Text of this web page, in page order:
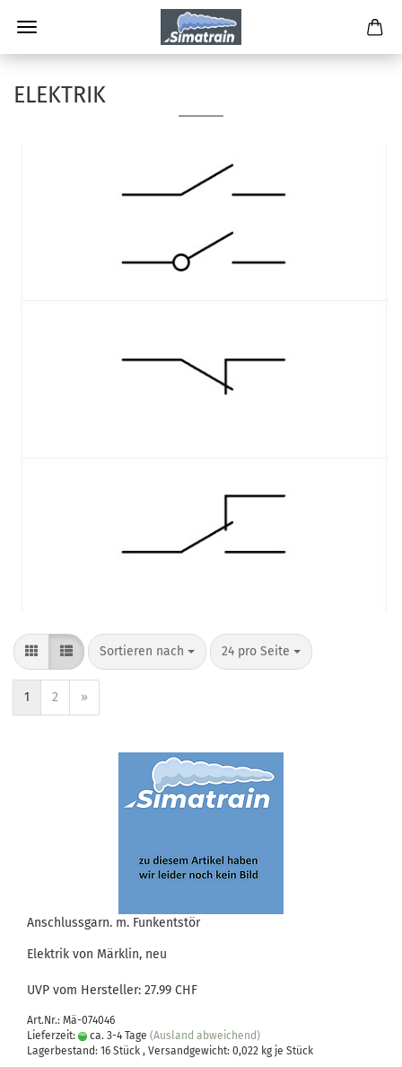
ELEKTRIK
Sortieren nach 24 pro Seite
1 2 »
Anschlussgarn. m. Funkentstör
Elektrik von Märklin, neu
UVP vom Hersteller: 27.99 CHF
Art.Nr.: Mä-074046
Lieferzeit:
ca. 3-4 Tage (Ausland abweichend)
Lagerbestand: 16 Stück , Versandgewicht: 0,022 kg je Stück